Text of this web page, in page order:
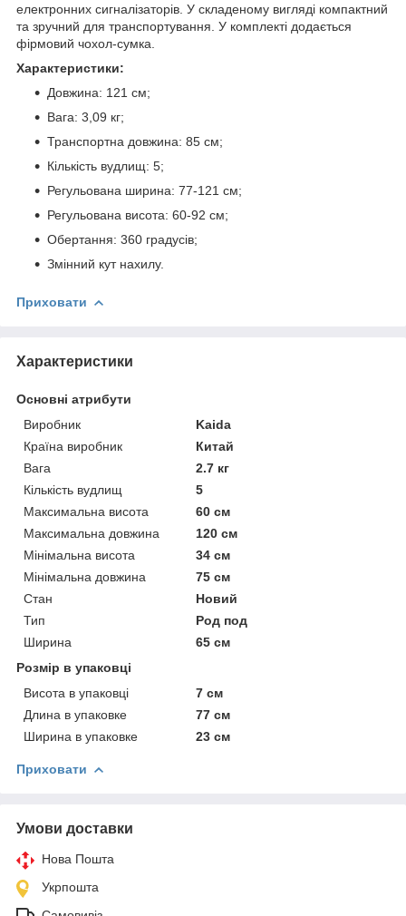
електронних сигналізаторів. У складеному вигляді компактний
та зручний для транспортування. У комплекті додається
фірмовий чохол-сумка.
Характеристики:
Довжина: 121 см;
Вага: 3,09 кг;
Транспортна довжина: 85 см;
Кількість вудлищ: 5;
Регульована ширина: 77-121 см;
Регульована висота: 60-92 см;
Обертання: 360 градусів;
Змінний кут нахилу.
Приховати
Характеристики
Основні атрибути
Виробник
Kaida
Країна виробник
Китай
Вага
2.7 кг
Кількість вудлищ
5
Максимальна висота
60 см
Максимальна довжина
120 см
Мінімальна висота
34 см
Мінімальна довжина
75 см
Стан
Новий
Тип
Род под
Ширина
65 см
Розмір в упаковці
Висота в упаковці
7 см
Длина в упаковке
77 см
Ширина в упаковке
23 см
Приховати
Умови доставки
Нова Пошта
Укрпошта